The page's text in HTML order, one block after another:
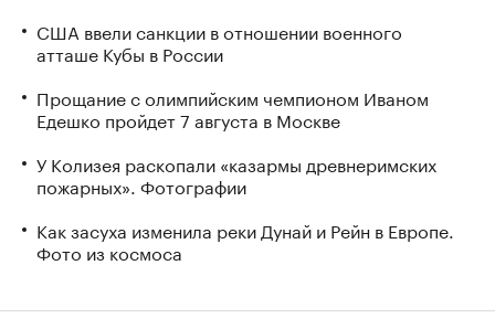
США ввели санкции в отношении военного
атташе Кубы в России
Прощание с олимпийским чемпионом Иваном
Едешко пройдет 7 августа в Москве
У Колизея раскопали «казармы древнеримских
пожарных». Фотографии
Как засуха изменила реки Дунай и Рейн в Европе.
Фото из космоса